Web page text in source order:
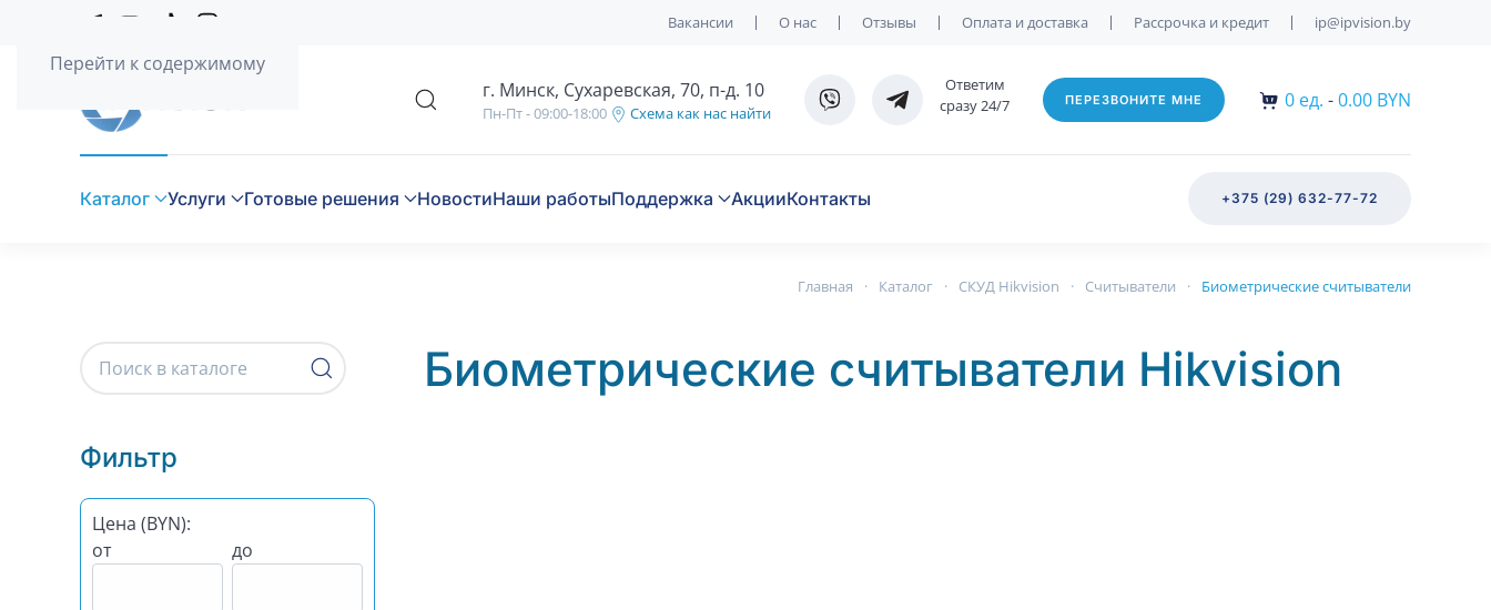
Перейти к содержимому
Вакансии О нас Отзывы Оплата и доставка Рассрочка и кредит ip@ipvision.by
г. Минск, Сухаревская, 70, п-д. 10
Пн-Пт - 09:00-18:00 Схема как нас найти
Ответим
сразу 24/7
ПЕРЕЗВОНИТЕ МНЕ 0 ед. -0.00 BYN
Каталог Услуги Готовые решения НовостиНаши работыПоддержка АкцииКонтакты +375 (29) 632-77-72
Главная Каталог СКУД Hikvision Считыватели Биометрические считыватели
Фильтр
Цена (BYN):
от
до
Биометрические считыватели Hikvision